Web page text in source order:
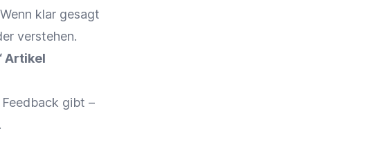
klar gesagt
verstehen.
Artikel
gibt –